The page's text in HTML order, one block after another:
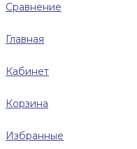
Сравнение
Главная
Кабинет
Корзина
Избранные